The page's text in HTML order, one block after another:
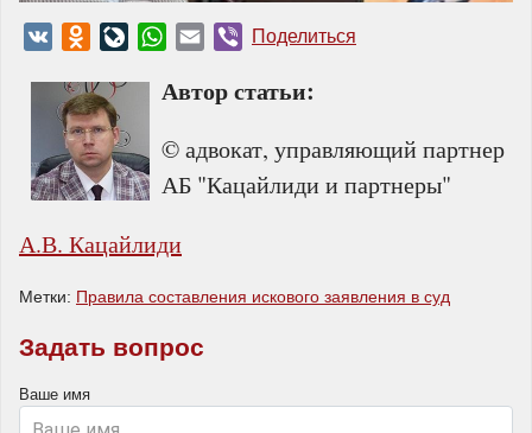
VK Odnoklassniki
LiveJournal
WhatsApp
Email Viber
Поделиться
Автор статьи:
© адвокат, управляющий партнер
АБ "Кацайлиди и партнеры"
А.В. Кацайлиди
Метки: Правила составления искового заявления в суд
Задать вопрос
Ваше имя